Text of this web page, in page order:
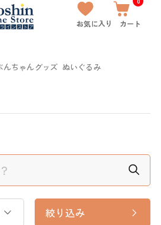
お気に入り カート
んちゃんグッズ ぬいぐるみ
絞り込み